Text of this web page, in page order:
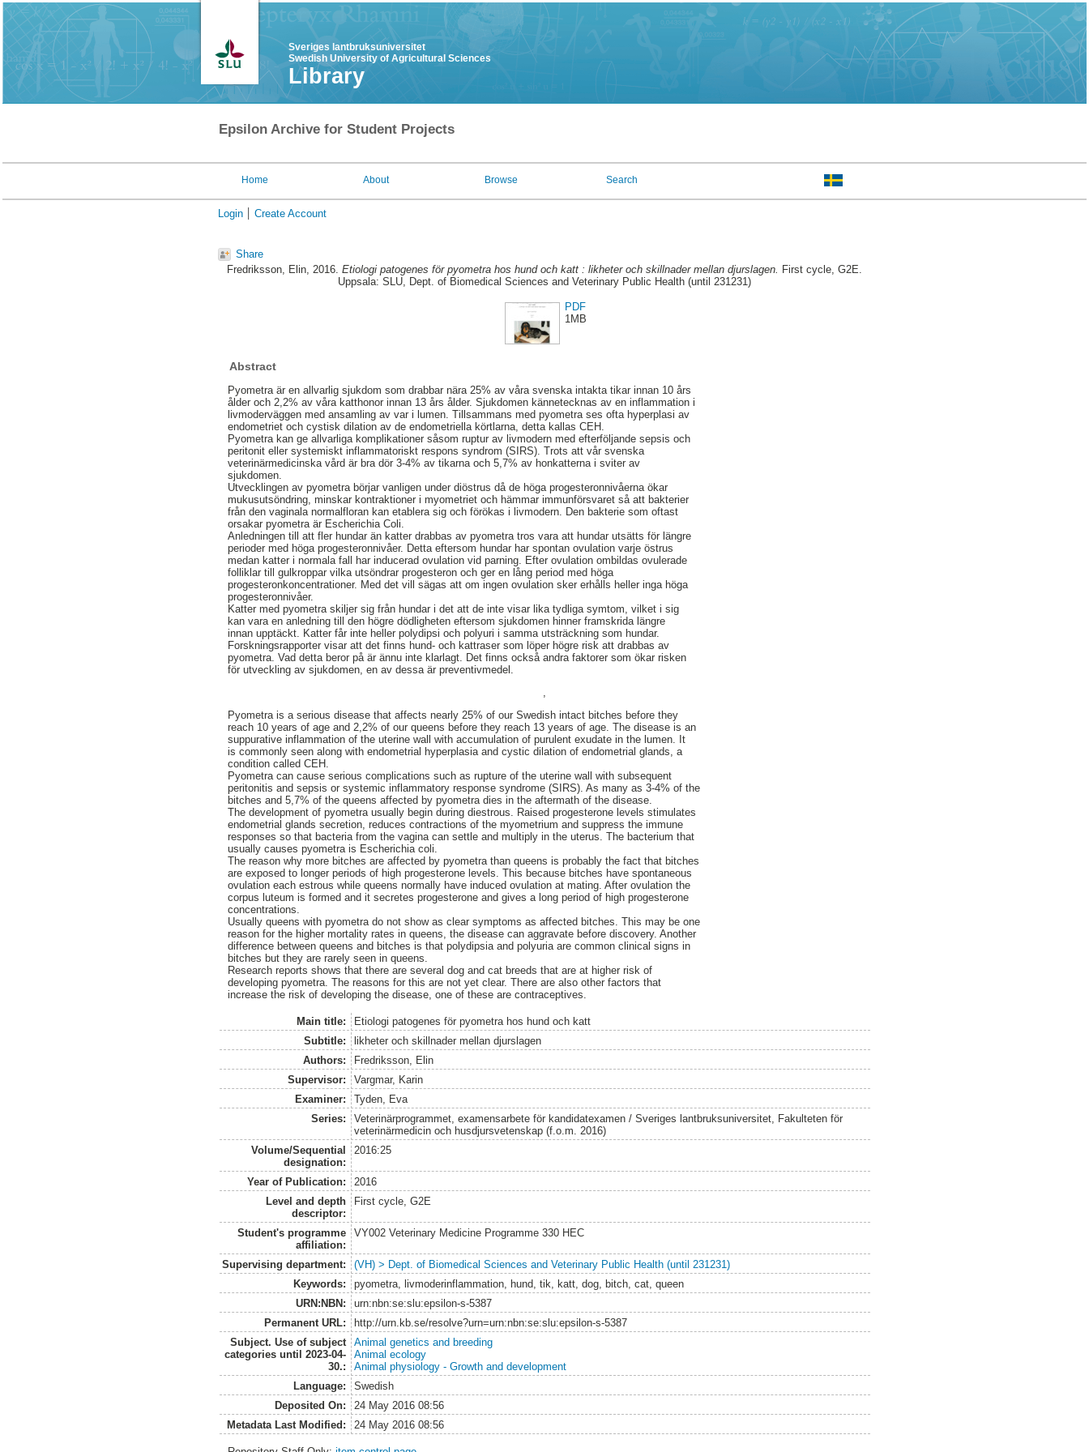
Sveriges lantbruksuniversitet
Swedish University of Agricultural Sciences
Library
Epsilon Archive for Student Projects
Home About Browse Search
Login Create Account
Share
Fredriksson, Elin, 2016. Etiologi patogenes för pyometra hos hund och katt : likheter och skillnader mellan djurslagen. First cycle, G2E.
Uppsala: SLU, Dept. of Biomedical Sciences and Veterinary Public Health (until 231231)
PDF
1MB
Abstract
Pyometra är en allvarlig sjukdom som drabbar nära 25% av våra svenska intakta tikar innan 10 års
ålder och 2,2% av våra katthonor innan 13 års ålder. Sjukdomen kännetecknas av en inflammation i
livmoderväggen med ansamling av var i lumen. Tillsammans med pyometra ses ofta hyperplasi av
endometriet och cystisk dilation av de endometriella körtlarna, detta kallas CEH.
Pyometra kan ge allvarliga komplikationer såsom ruptur av livmodern med efterföljande sepsis och
peritonit eller systemiskt inflammatoriskt respons syndrom (SIRS). Trots att vår svenska
veterinärmedicinska vård är bra dör 3-4% av tikarna och 5,7% av honkatterna i sviter av
sjukdomen.
Utvecklingen av pyometra börjar vanligen under diöstrus då de höga progesteronnivåerna ökar
mukusutsöndring, minskar kontraktioner i myometriet och hämmar immunförsvaret så att bakterier
från den vaginala normalfloran kan etablera sig och förökas i livmodern. Den bakterie som oftast
orsakar pyometra är Escherichia Coli.
Anledningen till att fler hundar än katter drabbas av pyometra tros vara att hundar utsätts för längre
perioder med höga progesteronnivåer. Detta eftersom hundar har spontan ovulation varje östrus
medan katter i normala fall har inducerad ovulation vid parning. Efter ovulation ombildas ovulerade
folliklar till gulkroppar vilka utsöndrar progesteron och ger en lång period med höga
progesteronkoncentrationer. Med det vill sägas att om ingen ovulation sker erhålls heller inga höga
progesteronnivåer.
Katter med pyometra skiljer sig från hundar i det att de inte visar lika tydliga symtom, vilket i sig
kan vara en anledning till den högre dödligheten eftersom sjukdomen hinner framskrida längre
innan upptäckt. Katter får inte heller polydipsi och polyuri i samma utsträckning som hundar.
Forskningsrapporter visar att det finns hund- och kattraser som löper högre risk att drabbas av
pyometra. Vad detta beror på är ännu inte klarlagt. Det finns också andra faktorer som ökar risken
för utveckling av sjukdomen, en av dessa är preventivmedel.
Pyometra is a serious disease that affects nearly 25% of our Swedish intact bitches before they
reach 10 years of age and 2,2% of our queens before they reach 13 years of age. The disease is an
suppurative inflammation of the uterine wall with accumulation of purulent exudate in the lumen. It
is commonly seen along with endometrial hyperplasia and cystic dilation of endometrial glands, a
condition called CEH.
Pyometra can cause serious complications such as rupture of the uterine wall with subsequent
peritonitis and sepsis or systemic inflammatory response syndrome (SIRS). As many as 3-4% of the
bitches and 5,7% of the queens affected by pyometra dies in the aftermath of the disease.
The development of pyometra usually begin during diestrous. Raised progesterone levels stimulates
endometrial glands secretion, reduces contractions of the myometrium and suppress the immune
responses so that bacteria from the vagina can settle and multiply in the uterus. The bacterium that
usually causes pyometra is Escherichia coli.
The reason why more bitches are affected by pyometra than queens is probably the fact that bitches
are exposed to longer periods of high progesterone levels. This because bitches have spontaneous
ovulation each estrous while queens normally have induced ovulation at mating. After ovulation the
corpus luteum is formed and it secretes progesterone and gives a long period of high progesterone
concentrations.
Usually queens with pyometra do not show as clear symptoms as affected bitches. This may be one
reason for the higher mortality rates in queens, the disease can aggravate before discovery. Another
difference between queens and bitches is that polydipsia and polyuria are common clinical signs in
bitches but they are rarely seen in queens.
Research reports shows that there are several dog and cat breeds that are at higher risk of
developing pyometra. The reasons for this are not yet clear. There are also other factors that
increase the risk of developing the disease, one of these are contraceptives.
Main title:
Etiologi patogenes för pyometra hos hund och katt
Subtitle:
likheter och skillnader mellan djurslagen
Authors:
Fredriksson, Elin
Supervisor:
Vargmar, Karin
Examiner:
Tyden, Eva
Series:
Veterinärprogrammet, examensarbete för kandidatexamen / Sveriges lantbruksuniversitet, Fakulteten för
veterinärmedicin och husdjursvetenskap (f.o.m. 2016)
Volume/Sequential
designation:
2016:25
Year of Publication:
2016
Level and depth
descriptor:
First cycle, G2E
Student's programme
affiliation:
VY002 Veterinary Medicine Programme 330 HEC
Supervising department:
(VH) > Dept. of Biomedical Sciences and Veterinary Public Health (until 231231)
Keywords:
pyometra, livmoderinflammation, hund, tik, katt, dog, bitch, cat, queen
URN:NBN:
urn:nbn:se:slu:epsilon-s-5387
Permanent URL:
http://urn.kb.se/resolve?urn=urn:nbn:se:slu:epsilon-s-5387
Subject. Use of subject
categories until 2023-04-
30.:
Animal genetics and breeding
Animal ecology
Animal physiology - Growth and development
Language:
Swedish
Deposited On:
24 May 2016 08:56
Metadata Last Modified:
24 May 2016 08:56